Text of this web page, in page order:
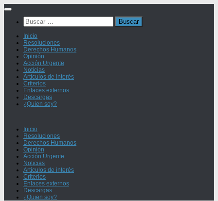
Saltar
contenidoBuscar:
Inicio
Resoluciones
Derechos Humanos
Opinión
Acción Urgente
Noticias
Artículos de interés
Criterios
Enlaces externos
Descargas
¿Quien soy?
Inicio
Resoluciones
Derechos Humanos
Opinión
Acción Urgente
Noticias
Artículos de interés
Criterios
Enlaces externos
Descargas
¿Quien soy?